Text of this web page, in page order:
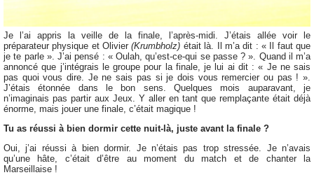
Je l’ai appris la veille de la finale, l’après-midi. J’étais allée voir le
préparateur physique et Olivier(Krumbholz) était là. Il m’a dit : « Il faut que
je te parle ». J’ai pensé : « Oulah, qu’est-ce-qui se passe ? ». Quand il m’a
annoncé que j’intégrais le groupe pour la finale, je lui ai dit : « Je ne sais
pas quoi vous dire. Je ne sais pas si je dois vous remercier ou pas ! ».
J’étais étonnée dans le bon sens. Quelques mois auparavant, je
n’imaginais pas partir aux Jeux. Y aller en tant que remplaçante était déjà
énorme, mais jouer une finale, c’était magique !
Tu as réussi à bien dormir cette nuit-là, juste avant la finale ?
Oui, j’ai réussi à bien dormir. Je n’étais pas trop stressée. Je n’avais
qu’une hâte, c’était d’être au moment du match et de chanter la
Marseillaise !